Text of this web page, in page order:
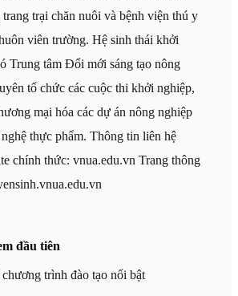
trại chăn nuôi và bệnh viện thú y
viên trường. Hệ sinh thái khởi
Trung tâm Đổi mới sáng tạo nông
tổ chức các cuộc thi khởi nghiệp,
mại hóa các dự án nông nghiệp
thực phẩm. Thông tin liên hệ
chính thức: vnua.edu.vn Trang thông
đầu tiên
trình đào tạo nổi bật